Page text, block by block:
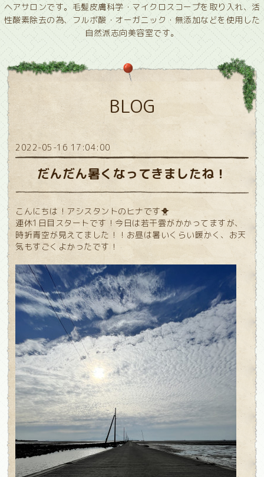
ヘアサロンです。毛髪皮膚科学・マイクロスコープを取り入れ、活
性酸素除去の為、フルボ酸・オーガニック・無添加などを使用した
自然派志向美容室です。
BLOG
2022-05-16 17:04:00
だんだん暑くなってきましたね！
こんにちは！アシスタントのヒナです🐥
連休1日目スタートです！今日は若干雲がかかってますが、
時折青空が見えてました！！お昼は暑いくらい暖かく、お天
気もすごくよかったです！